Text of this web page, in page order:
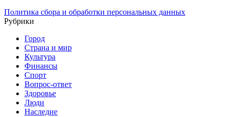
Политика сбора и обработки персональных данных
Рубрики
Город
Страна и мир
Культура
Финансы
Спорт
Вопрос-ответ
Здоровье
Люди
Наследие